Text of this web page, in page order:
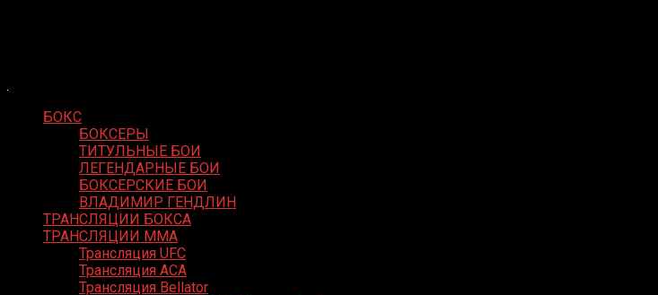
БОКС
БОКСЕРЫ
ТИТУЛЬНЫЕ БОИ
ЛЕГЕНДАРНЫЕ БОИ
БОКСЕРСКИЕ БОИ
ВЛАДИМИР ГЕНДЛИН
ТРАНСЛЯЦИИ БОКСА
ТРАНСЛЯЦИИ MMA
Трансляция UFC
Трансляция ACA
Трансляция Bellator